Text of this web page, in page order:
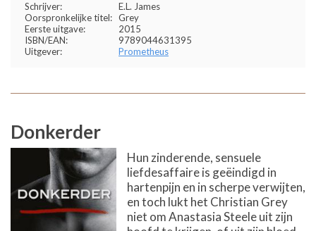
Schrijver:
E.L. James
Oorspronkelijke titel: Grey
Eerste uitgave:
2015
ISBN/EAN:
9789044631395
Uitgever:
Prometheus
Donkerder
Hun zinderende, sensuele
liefdesaffaire is geëindigd in
hartenpijn en in scherpe verwijten,
en toch lukt het Christian Grey
niet om Anastasia Steele uit zijn